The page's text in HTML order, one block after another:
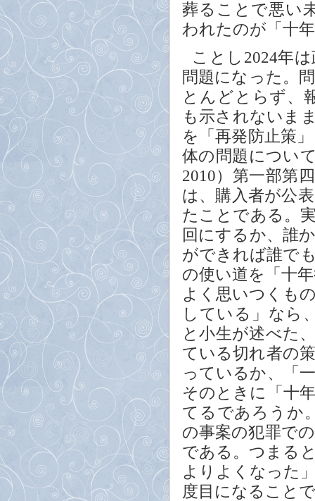
葬ることで悪い
われたのが「十
ことし2024年
問題になった。
とんどとらず、
も示されないま
を「再発防止策
体の問題につい
2010）第一部第
は、購入者が公
たことである。
回にするか、誰
ができれば誰で
の使い道を「十
よく思いつくも
している」なら
と小生が述べた
ている切れ者の
っているか、「
そのときに「十
てるであろうか
の事案の犯罪で
である。つまる
よりよくなった
度目になること